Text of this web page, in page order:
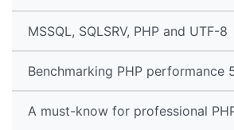
MSSQL, SQLSRV, PHP and UTF-8
Benchmarking PHP performance
A must-know for professional